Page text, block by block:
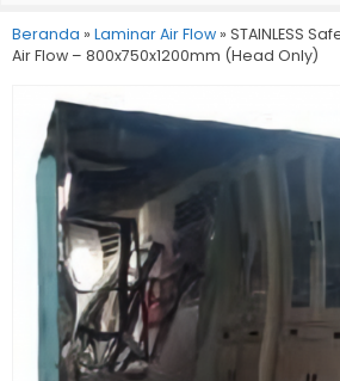
Beranda » Laminar Air Flow » STAINLESS
Air Flow – 800x750x1200mm (Head Only)